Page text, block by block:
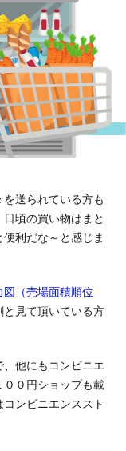
送られている方も
頃の買い物はまと
利だな～と感じま
図（売場面積順位
と見て頂いている方
、他にもコンビニエ
００円ショップも載
ンビニエンススト